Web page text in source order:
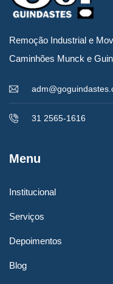
Remoção Industrial e
Caminhões Munck e
31 2565-1616
Menu
Institucional
Serviços
Depoimentos
Blog